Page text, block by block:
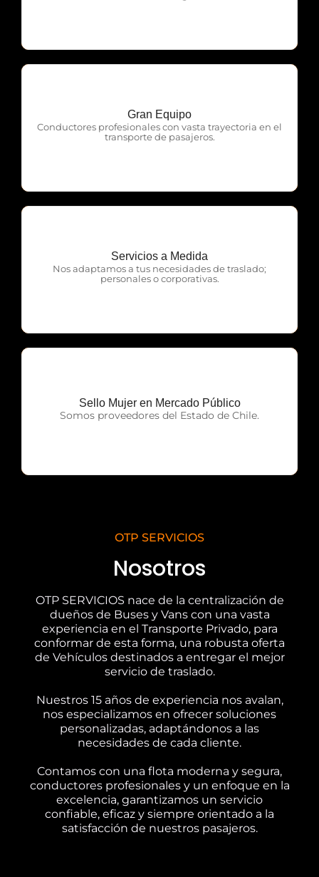
Gran Equipo
Conductores profesionales con vasta trayectoria en el
transporte de pasajeros.
OTP Servicios
Servicios a Medida
Nos adaptamos a tus necesidades de traslado;
personales o corporativas.
OTP Servicios
Sello Mujer en Mercado Público
Somos proveedores del Estado de Chile.
OTP Servicios
OTP SERVICIOS
Nosotros
OTP SERVICIOS nace de la centralización de
dueños de Buses y Vans con una vasta
experiencia en el Transporte Privado, para
conformar de esta forma, una robusta oferta
de Vehículos destinados a entregar el mejor
servicio de traslado.
Nuestros 15 años de experiencia nos avalan,
nos especializamos en ofrecer soluciones
personalizadas, adaptándonos a las
necesidades de cada cliente.
Contamos con una flota moderna y segura,
conductores profesionales y un enfoque en la
excelencia, garantizamos un servicio
confiable, eficaz y siempre orientado a la
satisfacción de nuestros pasajeros.